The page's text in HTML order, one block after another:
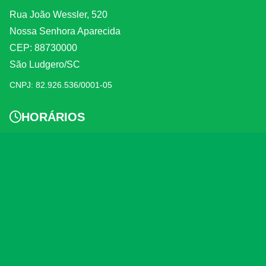
Rua João Wessler, 520
Nossa Senhora Aparecida
CEP: 88730000
São Ludgero/SC
CNPJ: 82.926.536/0001-05
HORÁRIOS